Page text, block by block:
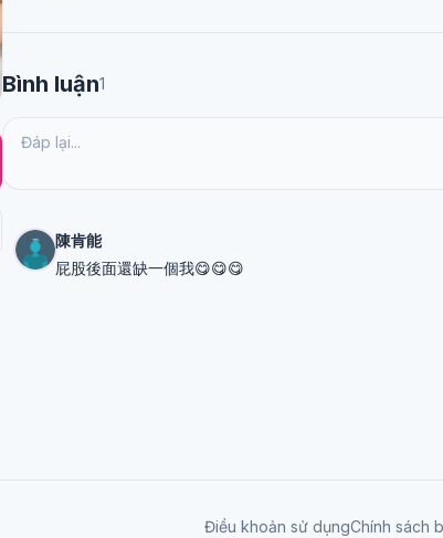
Bình luận1
陳肯能
屁股後面還缺一個我😋😋😋
Điều khoản sử dụngChính sách